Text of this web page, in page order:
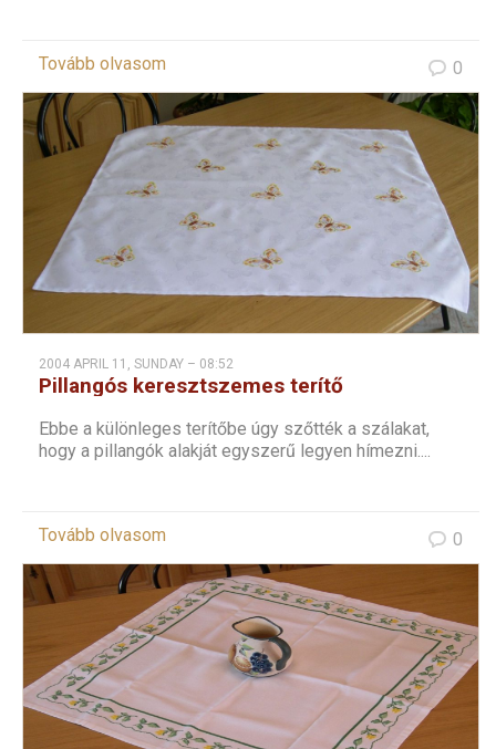
Tovább olvasom 0
2004 APRIL 11, SUNDAY – 08:52
Pillangós keresztszemes terítő
Ebbe a különleges terítőbe úgy szőtték a szálakat,
hogy a pillangók alakját egyszerű legyen hímezni....
Tovább olvasom 0